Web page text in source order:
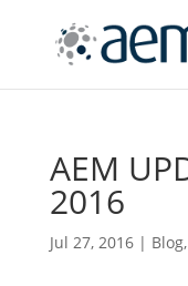
AEM
2016
Jul 27, 2016| Blog,